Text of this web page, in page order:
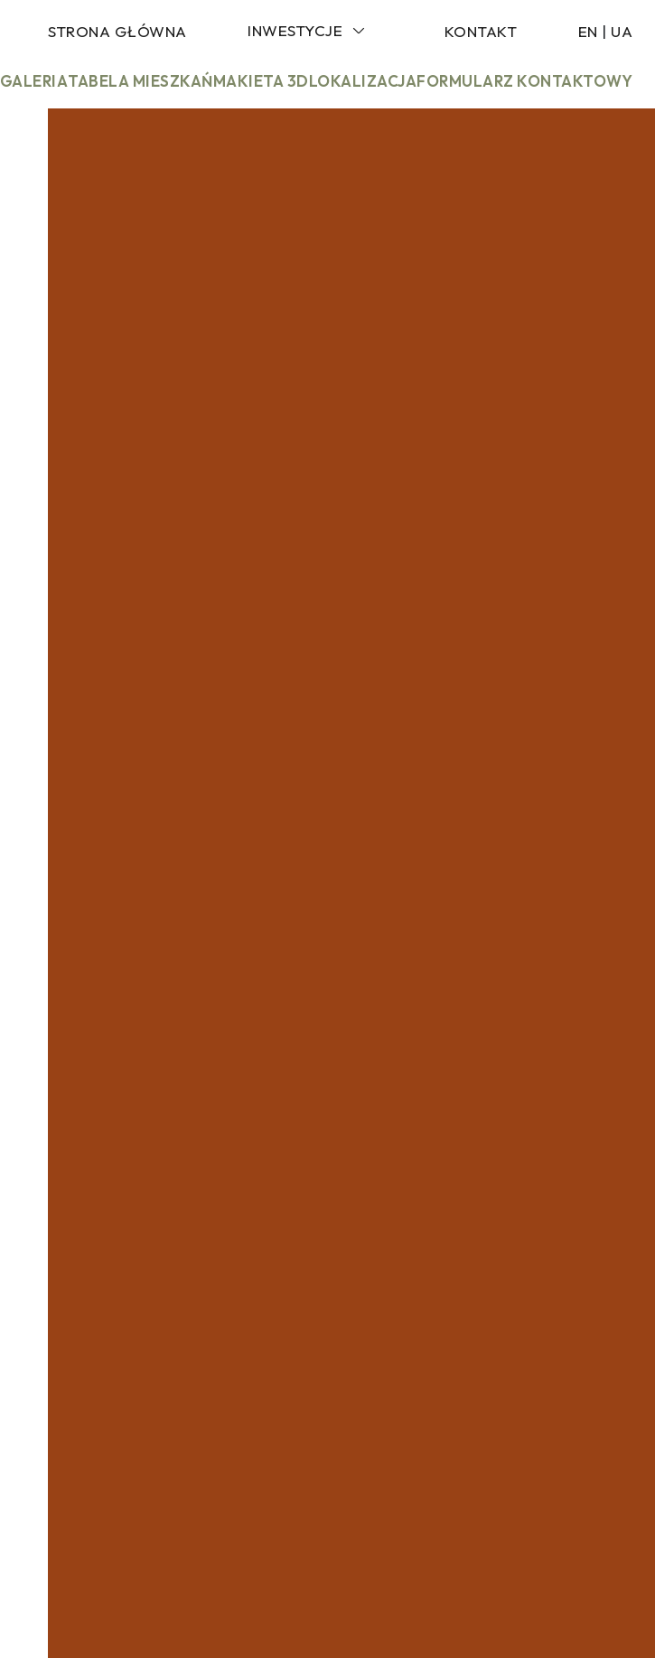
STRONA GŁÓWNA INWESTYCJE KONTAKT EN | UA
GALERIATABELA MIESZKAŃMAKIETA 3DLOKALIZACJAFORMULARZ KONTAKTOWY